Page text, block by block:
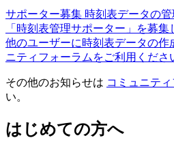
サポーター募集 時刻表データの
「時刻表管理サポーター」を募集
他のユーザーに時刻表データの作
ニティフォーラムをご利用くださ
その他のお知らせは コミュニテ
い。
はじめての方へ